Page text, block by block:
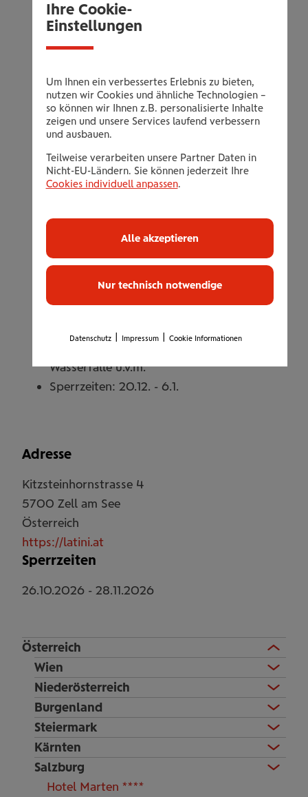
Österreich
Wien
Niederösterreich
Burgenland
Steiermark
Kärnten
Salzburg
Hotel Marten ****
großer Saunalandschaft
Benützung des Fitnessraums
Parkplatz in der Garage, E-Tankstelle
(gegen Gebühr)
Freie Fahrt mit allen Öffis (01.05. - 31.10.)
30% Ermäßigung im Leading Golf Club
Zell am See Kaprun
Zell am See Kaprun Sommerkarte mit
wie z.B.: kostenlose Nutzung der
Bergbahnen auf der Schmittenhöhe, freie
Fahrt mit den Bergbahnen in Kaprun auf
das Kitzsteinhorn und Maiskogel,
Hochgebirgsstauseen Kaprun, Schifffahrt
Wasserfälle u.v.m.
Sperrzeiten: 20.12. - 6.1.
Adresse
Kitzsteinhornstrasse 4
5700 Zell am See
Österreich
https://latini.at
Sperrzeiten
26.10.2026 - 28.11.2026
Ihre Cookie-
Einstellungen
Um Ihnen ein verbessertes Erlebnis zu bieten,
nutzen wir Cookies und ähnliche Technologien –
so können wir Ihnen z.B. personalisierte Inhalte
zeigen und unsere Services laufend verbessern
und ausbauen.
Teilweise verarbeiten unsere Partner Daten in
Nicht-EU-Ländern. Sie können jederzeit Ihre
Cookies individuell anpassen.
Nur technisch notwendige
Alle akzeptieren
Datenschutz Impressum Cookie Informationen